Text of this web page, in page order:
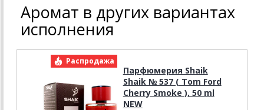
Аромат в других вариантах
исполнения
Распродажа
Парфюмерия Shaik
Shaik № 537 ( Tom Ford
Cherry Smoke ), 50 ml
NEW